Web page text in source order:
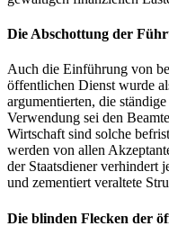
Die Abschottung der
Auch die Einführung von
öffentlichen Dienst wurde
argumentierten, die
Verwendung sei den
Wirtschaft sind solche
werden von allen
der Staatsdiener verhindert
und zementiert veraltete
Die blinden Flecken der